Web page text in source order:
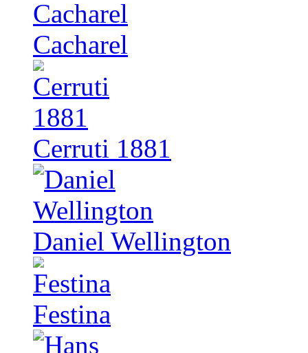
Cacharel
Cerruti 1881
Daniel Wellington
Festina